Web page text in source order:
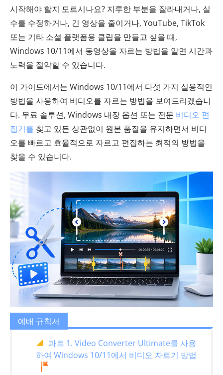
시작해야 할지 모르시나요? 지루한 부분을 잘라내거나, 실
수를 수정하거나, 긴 영상을 줄이거나, YouTube, TikTok
또는 기타 소셜 플랫폼용 클립을 만들고 싶을 때,
Windows 10/11에서 동영상을 자르는 방법을 알면 시간과
노력을 절약할 수 있습니다.
이 가이드에서는 Windows 10/11에서 다섯 가지 실용적인
방법을 사용하여 비디오를 자르는 방법을 보여드리겠습니
다. 무료 솔루션, Windows 내장 옵션 또는 전문 비디오 편
집기를 찾고 있든 상관없이 원본 품질을 유지하면서 비디
오를 빠르고 효율적으로 자르고 편집하는 최적의 방법을
찾을 수 있습니다.
예배 규칙서
파트 1. Video Converter Ultimate를 사용
하여 Windows 10/11에서 비디오 자르기 방법